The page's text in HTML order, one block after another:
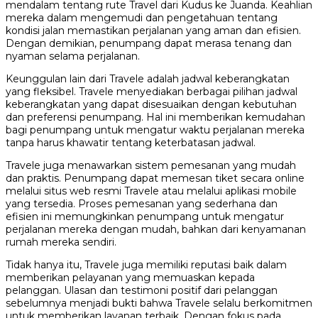
mendalam tentang rute Travel dari Kudus ke Juanda. Keahlian
mereka dalam mengemudi dan pengetahuan tentang
kondisi jalan memastikan perjalanan yang aman dan efisien.
Dengan demikian, penumpang dapat merasa tenang dan
nyaman selama perjalanan.
Keunggulan lain dari Travele adalah jadwal keberangkatan
yang fleksibel. Travele menyediakan berbagai pilihan jadwal
keberangkatan yang dapat disesuaikan dengan kebutuhan
dan preferensi penumpang. Hal ini memberikan kemudahan
bagi penumpang untuk mengatur waktu perjalanan mereka
tanpa harus khawatir tentang keterbatasan jadwal.
Travele juga menawarkan sistem pemesanan yang mudah
dan praktis. Penumpang dapat memesan tiket secara online
melalui situs web resmi Travele atau melalui aplikasi mobile
yang tersedia. Proses pemesanan yang sederhana dan
efisien ini memungkinkan penumpang untuk mengatur
perjalanan mereka dengan mudah, bahkan dari kenyamanan
rumah mereka sendiri.
Tidak hanya itu, Travele juga memiliki reputasi baik dalam
memberikan pelayanan yang memuaskan kepada
pelanggan. Ulasan dan testimoni positif dari pelanggan
sebelumnya menjadi bukti bahwa Travele selalu berkomitmen